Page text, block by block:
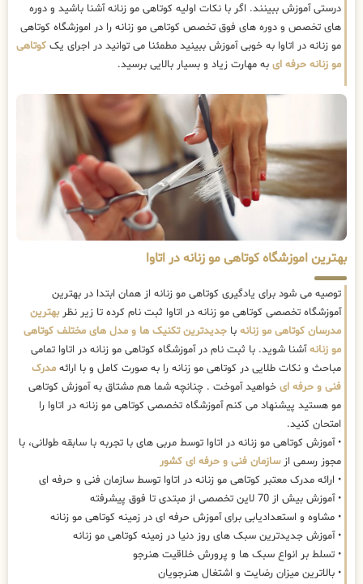
درستی آموزش ببینند. اگر با نکات اولیه کوتاهی مو زنانه آشنا باشید و دوره
های تخصص و دوره های فوق تخصص کوتاهی مو زنانه را در اموزشگاه کوتاهی
مو زنانه در اتاوا به خوبی آموزش ببینید مطمئنا می توانید در اجرای یک کوتاهی
مو زنانه حرفه ای به مهارت زیاد و بسیار بالایی برسید.
بهترین اموزشگاه کوتاهی مو زنانه در اتاوا
توصیه می شود برای یادگیری کوتاهی مو زنانه از همان ابتدا در بهترین
آموزشگاه تخصصی کوتاهی مو زنانه در اتاوا ثبت نام کرده تا زیر نظربهترین
مدرسان کوتاهی مو زنانه با جدیدترین تکنیک ها و مدل های مختلف کوتاهی
مو زنانهآشنا شوید. با ثبت نام در آموزشگاه کوتاهی مو زنانه در اتاوا تمامی
مباحث و نکات طلایی در کوتاهی مو زنانه را به صورت کامل و با ارائه مدرک
فنی و حرفه ای خواهید آموخت . چنانچه شما هم مشتاق به آموزش کوتاهی
مو هستید پیشنهاد می کنم آموزشگاه تخصصی کوتاهی مو زنانه در اتاوا را
امتحان کنید.
• آموزش کوتاهی مو زنانه در اتاوا توسط مربی های با تجربه با سابقه طولانی، با
مجوز رسمی ازسازمان فنی و حرفه ای کشور
• ارائه مدرک معتبر کوتاهی مو زنانه در اتاوا توسط سازمان فنی و حرفه ای
• آموزش بیش از 70 لاین تخصصی از مبتدی تا فوق پیشرفته
• مشاوه و استعدادیابی برای آموزش حرفه ای در زمینه کوتاهی مو زنانه
• آموزش جدیدترین سبک های روز دنیا در زمینه کوتاهی مو زنانه
• تسلط بر انواع سبک ها و پرورش خلاقیت هنرجو
• بالاترین میزان رضایت و اشتغال هنرجویان